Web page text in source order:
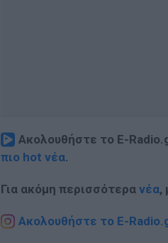
Ακολουθήστε το E-
πιο hot νέα.
Για ακόμη περισσότερα νέα,
Ακολουθήστε το E-